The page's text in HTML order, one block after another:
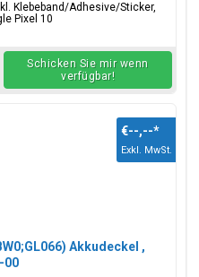
Klebeband/Adhesive/Sticker,
Pixel 10
Schicken Sie mir wenn
verfügbar!
Akkudeckel ,
00
€--,--*
Exkl. MwSt.